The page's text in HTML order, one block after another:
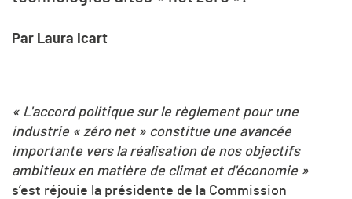
Par Laura Icart
« L'accord politique sur le règlement pour une
industrie « zéro net » constitue une avancée
importante vers la réalisation de nos objectifs
ambitieux en matière de climat et d'économie »
s’est réjouie la présidente de la Commission